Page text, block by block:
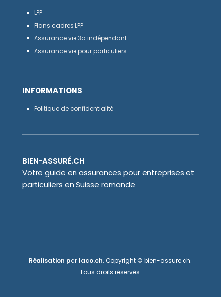
LPP
Plans cadres LPP
Assurance vie 3a indépendant
Assurance vie pour particuliers
INFORMATIONS
Politique de confidentialité
BIEN-ASSURÉ.CH
Votre guide en assurances pour entreprises et
particuliers en Suisse romande
Réalisation par laco.ch. Copyright © bien-assure.ch.
Tous droits réservés.